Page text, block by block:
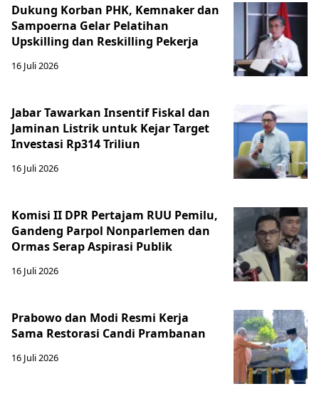
Dukung Korban PHK, Kemnaker dan
Sampoerna Gelar Pelatihan
Upskilling dan Reskilling Pekerja
16 Juli 2026
Jabar Tawarkan Insentif Fiskal dan
Jaminan Listrik untuk Kejar Target
Investasi Rp314 Triliun
16 Juli 2026
Komisi II DPR Pertajam RUU Pemilu,
Gandeng Parpol Nonparlemen dan
Ormas Serap Aspirasi Publik
16 Juli 2026
Prabowo dan Modi Resmi Kerja
Sama Restorasi Candi Prambanan
16 Juli 2026